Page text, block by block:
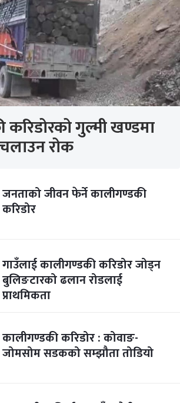
गुल्मी खण्डमा
चलाउन रोक
जनताको जीवन फेर्ने कालीगण्डकी
करिडोर
गाउँलाई कालीगण्डकी करिडोर जोड्न
बुलिङटारको ढलान रोडलाई
प्राथमिकता
कालीगण्डकी करिडोर : कोवाङ-
जोमसोम सडकको सम्झौता तोडियो